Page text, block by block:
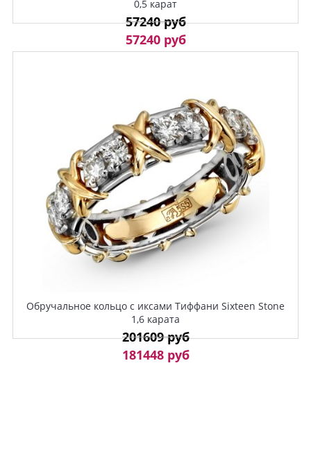
0,5 карат
57240 руб
57240 руб
Обручальное кольцо с иксами Тиффани Sixteen Stone
1,6 карата
201609 руб
181448 руб